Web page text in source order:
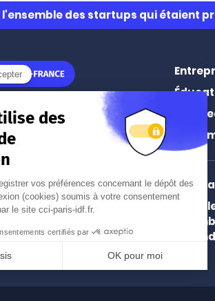
l'ensemble des startups qui étaient
à Paris
France
Paris
and